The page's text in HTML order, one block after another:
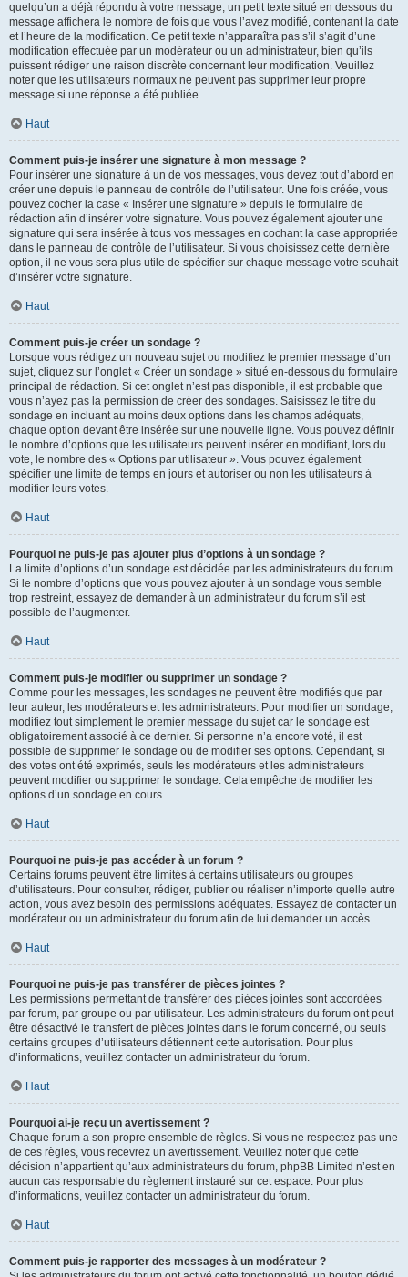
quelqu’un a déjà répondu à votre message, un petit texte situé en dessous du
message affichera le nombre de fois que vous l’avez modifié, contenant la date
et l’heure de la modification. Ce petit texte n’apparaîtra pas s’il s’agit d’une
modification effectuée par un modérateur ou un administrateur, bien qu’ils
puissent rédiger une raison discrète concernant leur modification. Veuillez
noter que les utilisateurs normaux ne peuvent pas supprimer leur propre
message si une réponse a été publiée.
Haut
Comment puis-je insérer une signature à mon message ?
Pour insérer une signature à un de vos messages, vous devez tout d’abord en
créer une depuis le panneau de contrôle de l’utilisateur. Une fois créée, vous
pouvez cocher la case « Insérer une signature » depuis le formulaire de
rédaction afin d’insérer votre signature. Vous pouvez également ajouter une
signature qui sera insérée à tous vos messages en cochant la case appropriée
dans le panneau de contrôle de l’utilisateur. Si vous choisissez cette dernière
option, il ne vous sera plus utile de spécifier sur chaque message votre souhait
d’insérer votre signature.
Haut
Comment puis-je créer un sondage ?
Lorsque vous rédigez un nouveau sujet ou modifiez le premier message d’un
sujet, cliquez sur l’onglet « Créer un sondage » situé en-dessous du formulaire
principal de rédaction. Si cet onglet n’est pas disponible, il est probable que
vous n’ayez pas la permission de créer des sondages. Saisissez le titre du
sondage en incluant au moins deux options dans les champs adéquats,
chaque option devant être insérée sur une nouvelle ligne. Vous pouvez définir
le nombre d’options que les utilisateurs peuvent insérer en modifiant, lors du
vote, le nombre des « Options par utilisateur ». Vous pouvez également
spécifier une limite de temps en jours et autoriser ou non les utilisateurs à
modifier leurs votes.
Haut
Pourquoi ne puis-je pas ajouter plus d’options à un sondage ?
La limite d’options d’un sondage est décidée par les administrateurs du forum.
Si le nombre d’options que vous pouvez ajouter à un sondage vous semble
trop restreint, essayez de demander à un administrateur du forum s’il est
possible de l’augmenter.
Haut
Comment puis-je modifier ou supprimer un sondage ?
Comme pour les messages, les sondages ne peuvent être modifiés que par
leur auteur, les modérateurs et les administrateurs. Pour modifier un sondage,
modifiez tout simplement le premier message du sujet car le sondage est
obligatoirement associé à ce dernier. Si personne n’a encore voté, il est
possible de supprimer le sondage ou de modifier ses options. Cependant, si
des votes ont été exprimés, seuls les modérateurs et les administrateurs
peuvent modifier ou supprimer le sondage. Cela empêche de modifier les
options d’un sondage en cours.
Haut
Pourquoi ne puis-je pas accéder à un forum ?
Certains forums peuvent être limités à certains utilisateurs ou groupes
d’utilisateurs. Pour consulter, rédiger, publier ou réaliser n’importe quelle autre
action, vous avez besoin des permissions adéquates. Essayez de contacter un
modérateur ou un administrateur du forum afin de lui demander un accès.
Haut
Pourquoi ne puis-je pas transférer de pièces jointes ?
Les permissions permettant de transférer des pièces jointes sont accordées
par forum, par groupe ou par utilisateur. Les administrateurs du forum ont peut-
être désactivé le transfert de pièces jointes dans le forum concerné, ou seuls
certains groupes d’utilisateurs détiennent cette autorisation. Pour plus
d’informations, veuillez contacter un administrateur du forum.
Haut
Pourquoi ai-je reçu un avertissement ?
Chaque forum a son propre ensemble de règles. Si vous ne respectez pas une
de ces règles, vous recevrez un avertissement. Veuillez noter que cette
décision n’appartient qu’aux administrateurs du forum, phpBB Limited n’est en
aucun cas responsable du règlement instauré sur cet espace. Pour plus
d’informations, veuillez contacter un administrateur du forum.
Haut
Comment puis-je rapporter des messages à un modérateur ?